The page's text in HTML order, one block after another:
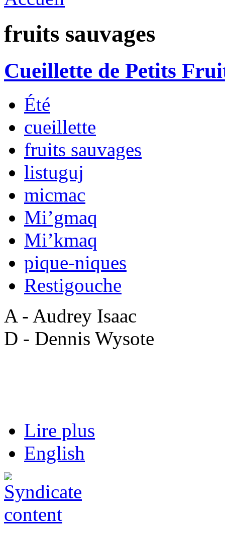
fruits sauvages
Cueillette de Petits
Été
cueillette
fruits sauvages
listuguj
micmac
Mi’gmaq
Mi’kmaq
pique-niques
Restigouche
A - Audrey Isaac
D - Dennis Wysote
Lire plus
English